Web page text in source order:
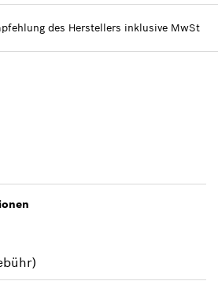
MwSt
Warenkorb hinzufügen
des Herstellers inklusive MwSt